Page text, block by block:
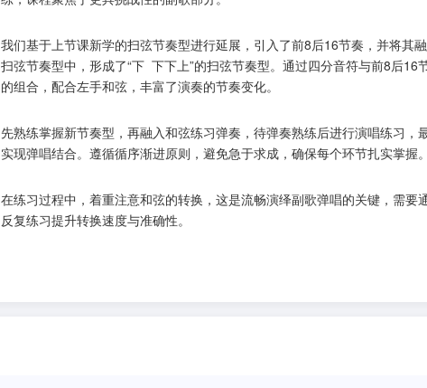
我们基于上节课新学的扫弦节奏型进行延展，引入了前8后16节奏，并将其
扫弦节奏型中，形成了“下 下下上”的扫弦节奏型。通过四分音符与前8后16
的组合，配合左手和弦，丰富了演奏的节奏变化。
先熟练掌握新节奏型，再融入和弦练习弹奏，待弹奏熟练后进行演唱练习，
实现弹唱结合。遵循循序渐进原则，避免急于求成，确保每个环节扎实掌握。
在练习过程中，着重注意和弦的转换，这是流畅演绎副歌弹唱的关键，需要
反复练习提升转换速度与准确性。